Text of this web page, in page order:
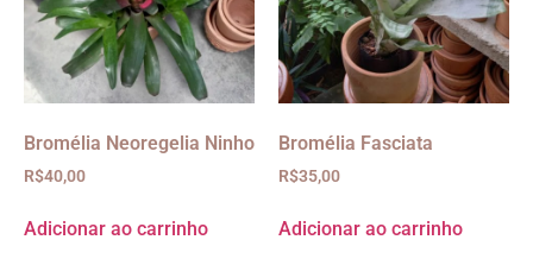
Bromélia Neoregelia Ninho
R$40,00
Adicionar ao carrinho
Bromélia Fasciata
R$35,00
Adicionar ao carrinho